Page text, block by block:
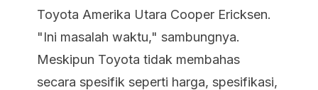
Toyota Amerika Utara Cooper Ericksen.
"Ini masalah waktu," sambungnya.
Meskipun Toyota tidak membahas
secara spesifik seperti harga, spesifikasi,